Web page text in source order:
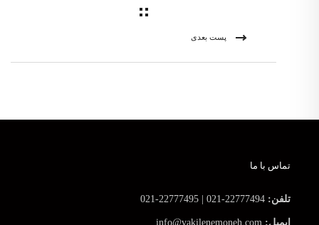
پست بعدی
تماس با ما
تلفن:
ایمیل: